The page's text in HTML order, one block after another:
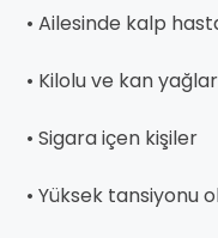
• Ailesinde kalp
• Kilolu ve kan
• Sigara içen kişiler
• Yüksek tansiyonu